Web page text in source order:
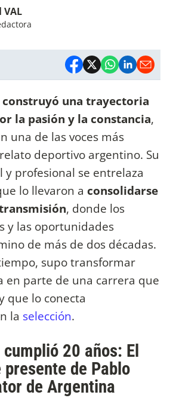
una trayectoria
la pasión y la constancia,
una de las voces más
deportivo argentino. Su
profesional se entrelaza
lo llevaron a consolidarse
, donde los
y las oportunidades
de más de dos décadas.
supo transformar
en parte de una carrera que
que lo conecta
la selección.
20 años: El
de Pablo
de Argentina